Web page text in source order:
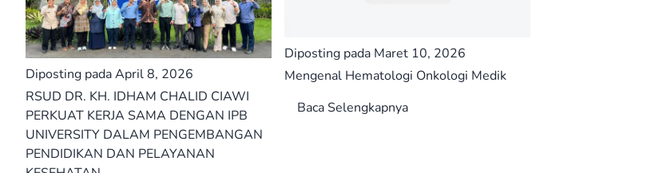
Diposting pada April 8, 2026
RSUD DR. KH. IDHAM CHALID CIAWI
PERKUAT KERJA SAMA DENGAN IPB
UNIVERSITY DALAM PENGEMBANGAN
PENDIDIKAN DAN PELAYANAN
Diposting pada Maret 10, 2026
Mengenal Hematologi Onkologi Medik
Baca Selengkapnya